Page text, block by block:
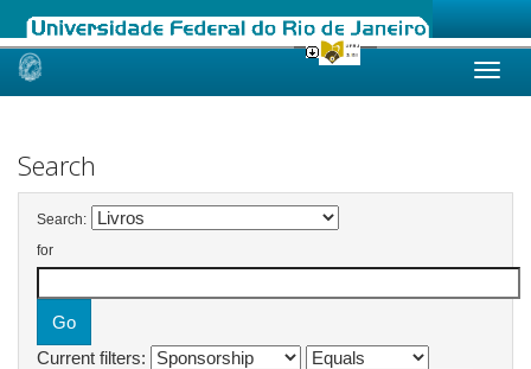
Skip
Search
Search:
for
Current filters: